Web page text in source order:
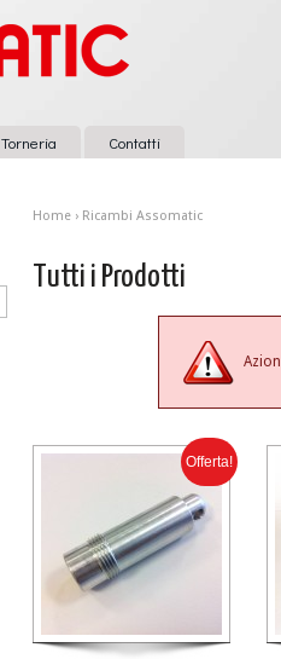
Torneria Contatti
Home › Ricambi Assomatic
Tutti i Prodotti
Offerta!